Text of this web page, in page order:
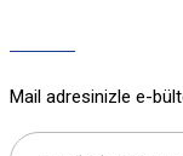
Mail adresinizle e-